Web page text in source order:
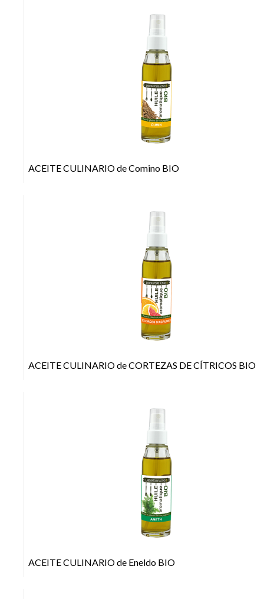
ACEITE CULINARIO de Comino BIO
+
ACEITE CULINARIO de CORTEZAS DE CÍTRICOS BIO
+
ACEITE CULINARIO de Eneldo BIO
+